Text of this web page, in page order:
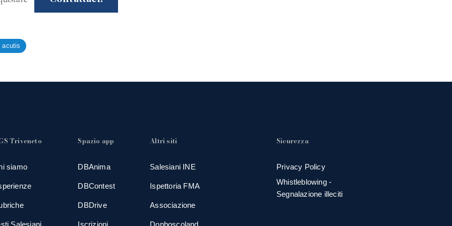
acutis
Triveneto
siamo
Spazio app
DBAnima
DBContest
DBDrive
Altri siti
Salesiani INE
Ispettoria FMA
Associazione
Sicurezza
Privacy Policy
Whistleblowing -
Segnalazione illeciti